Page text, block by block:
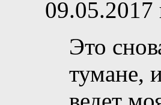
09.05.2017
Это
тумане,